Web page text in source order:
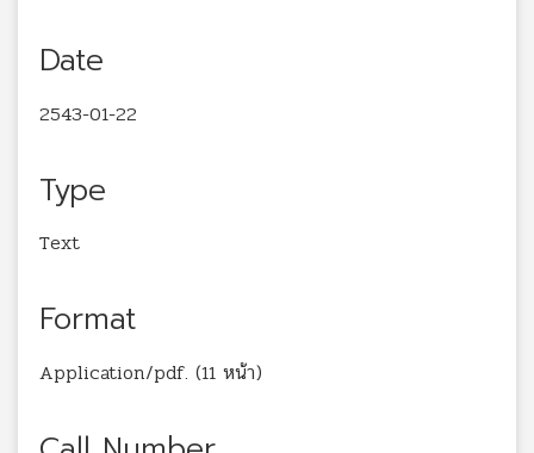
Date
2543-01-22
Type
Text
Format
Application/pdf. (11 หน้า)